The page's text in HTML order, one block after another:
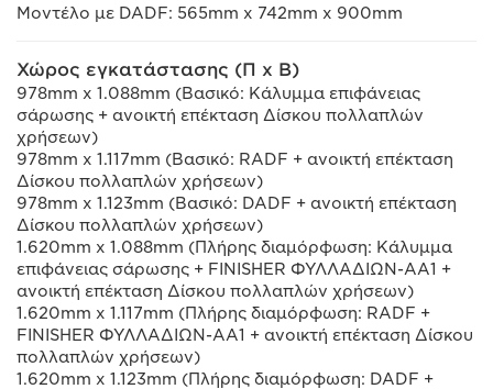
Μοντέλο με DADF: 565mm x 742mm x 900mm
Χώρος εγκατάστασης (Π x Β)
978mm x 1.088mm (Βασικό: Κάλυμμα επιφάνειας
σάρωσης + ανοικτή επέκταση Δίσκου πολλαπλών
χρήσεων)
978mm x 1.117mm (Βασικό: RADF + ανοικτή επέκταση
Δίσκου πολλαπλών χρήσεων)
978mm x 1.123mm (Βασικό: DADF + ανοικτή επέκταση
Δίσκου πολλαπλών χρήσεων)
1.620mm x 1.088mm (Πλήρης διαμόρφωση: Κάλυμμα
επιφάνειας σάρωσης + FINISHER ΦΥΛΛΑΔΙΩΝ-AA1 +
ανοικτή επέκταση Δίσκου πολλαπλών χρήσεων)
1.620mm x 1.117mm (Πλήρης διαμόρφωση: RADF +
FINISHER ΦΥΛΛΑΔΙΩΝ-AA1 + ανοικτή επέκταση Δίσκου
πολλαπλών χρήσεων)
1.620mm x 1.123mm (Πλήρης διαμόρφωση: DADF +